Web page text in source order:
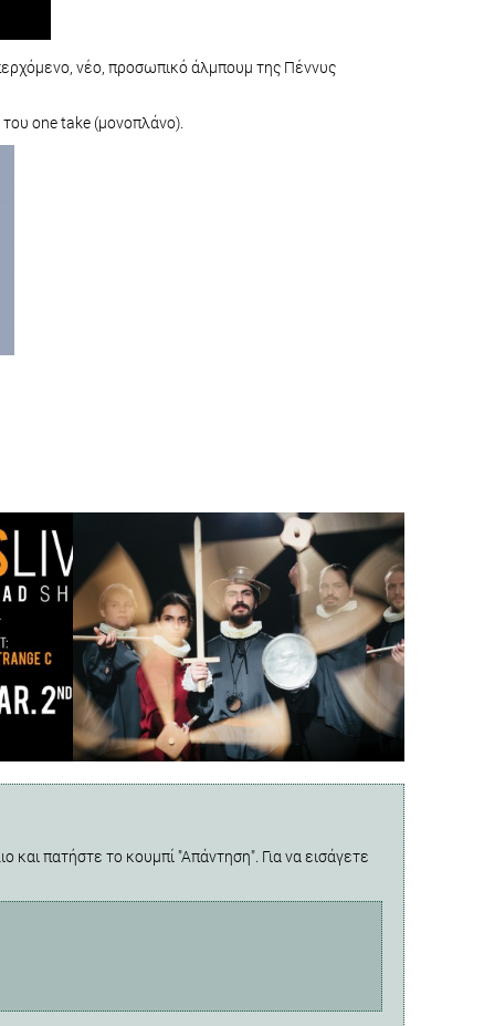
νέο, προσωπικό άλμπουμ της Πέννυς
του one take (μονοπλάνο).
πατήστε το κουμπί "Απάντηση". Για να εισάγετε